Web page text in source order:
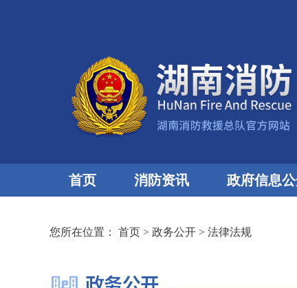
首页 消防资讯 政府信息
您所在位置： 首页 > 政务公开 > 法律法规